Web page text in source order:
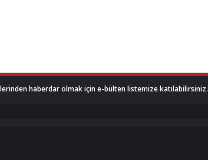
haberdar olmak için e-bülten listemize katılabilirsiniz.